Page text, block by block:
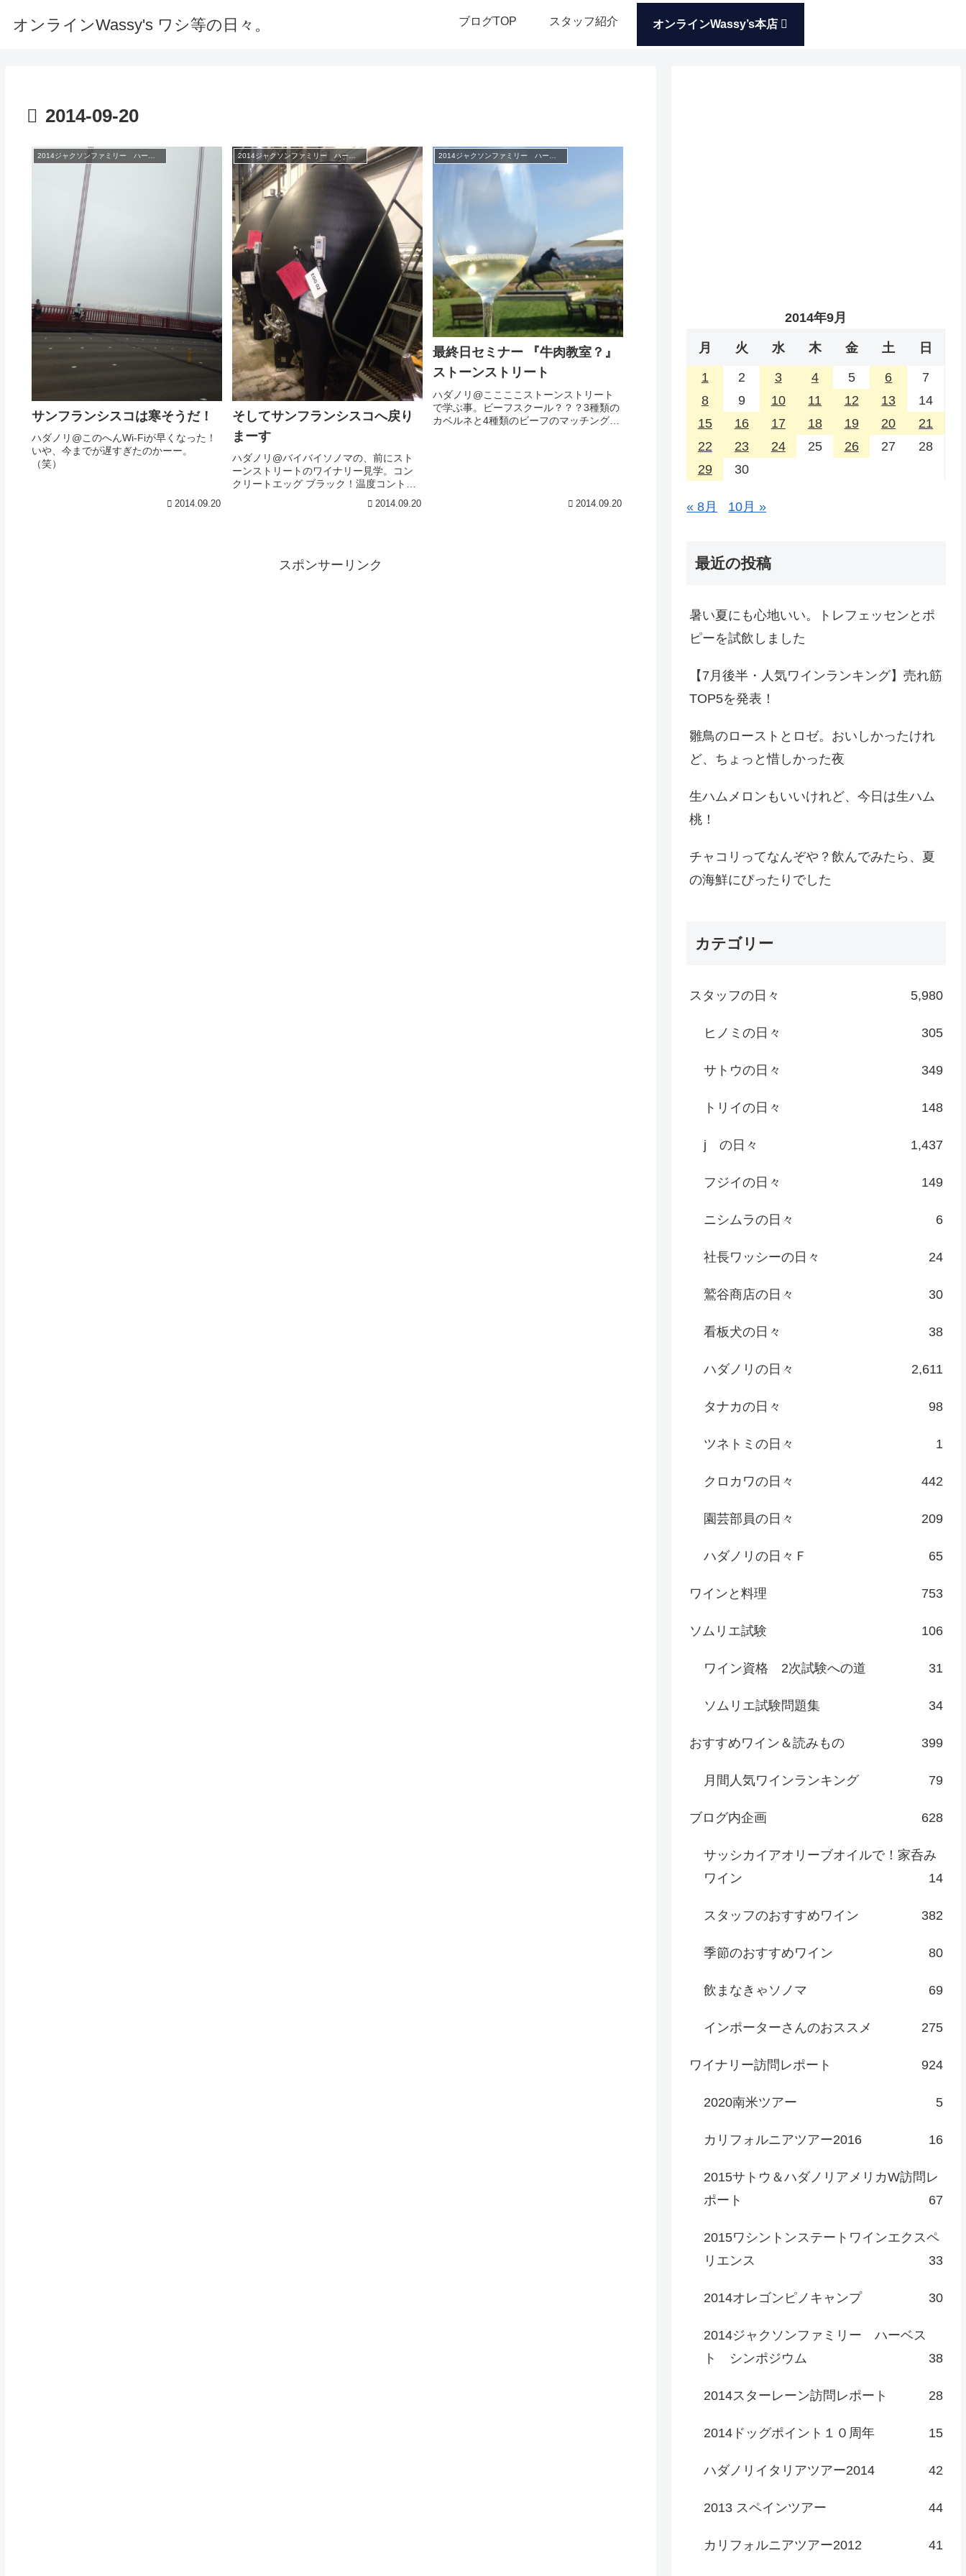
オンラインWassy's ワシ等の日々。 ブログTOP スタッフ紹介 オンラインWassy’s本店
2014-09-20
2014ジャクソンファミリー ハーベスト シンポジウム
サンフランシスコは寒そうだ！
ハダノリ@このへんWi-Fiが早くなった！
いや、今までが遅すぎたのかーー。
（笑）
2014.09.20
2014ジャクソンファミリー ハーベスト シンポジウム
そしてサンフランシスコへ戻り
まーす
ハダノリ@バイバイソノマの、前にスト
ーンストリートのワイナリー見学。コン
クリートエッグ ブラック！温度コントロ
やわーー。さあ、帰りましょう！混んで
2014.09.20
2014ジャクソンファミリー ハーベスト シンポジウム
最終日セミナー 『牛肉教室？』
ストーンストリート
ハダノリ@ここここストーンストリート
で学ぶ事。ビーフスクール？？？3種類の
カベルネと4種類のビーフのマッチングを
2014.09.20
スポンサーリンク
2014年9月
月 火 水 木 金 土 日
1 2 3 4 5 6
7
8
9 10 11 12 13
14
15
16 17 18 19 20
21
22
23 24 25 26 27
28
29
30
« 8月 10月 »
最近の投稿
暑い夏にも心地いい。トレフェッセンとポ
ピーを試飲しました
【7月後半・人気ワインランキング】売れ筋
TOP5を発表！
雛鳥のローストとロゼ。おいしかったけれ
ど、ちょっと惜しかった夜
生ハムメロンもいいけれど、今日は生ハム
桃！
チャコリってなんぞや？飲んでみたら、夏
の海鮮にぴったりでした
カテゴリー
スタッフの日々 5,980
ヒノミの日々 305
サトウの日々 349
トリイの日々 148
j の日々 1,437
フジイの日々 149
ニシムラの日々 6
社長ワッシーの日々 24
鷲谷商店の日々 30
看板犬の日々 38
ハダノリの日々 2,611
タナカの日々 98
ツネトミの日々 1
クロカワの日々 442
園芸部員の日々 209
ハダノリの日々Ｆ 65
ワインと料理 753
ソムリエ試験 106
ワイン資格 2次試験への道 31
ソムリエ試験問題集 34
おすすめワイン＆読みもの 399
月間人気ワインランキング 79
ブログ内企画 628
サッシカイアオリーブオイルで！家呑み
ワイン
14
スタッフのおすすめワイン 382
季節のおすすめワイン 80
飲まなきゃソノマ 69
インポーターさんのおススメ 275
ワイナリー訪問レポート 924
2020南米ツアー 5
カリフォルニアツアー2016 16
2015サトウ＆ハダノリアメリカW訪問レ
ポート
67
2015ワシントンステートワインエクスペ
リエンス
33
2014オレゴンピノキャンプ 30
2014ジャクソンファミリー ハーベス
ト シンポジウム
38
2014スターレーン訪問レポート 28
2014ドッグポイント１０周年 15
ハダノリイタリアツアー2014 42
2013 スペインツアー 44
カリフォルニアツアー2012 41